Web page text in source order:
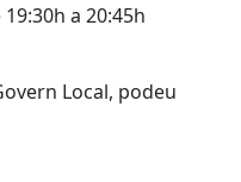
a 20:45h
Local, podeu